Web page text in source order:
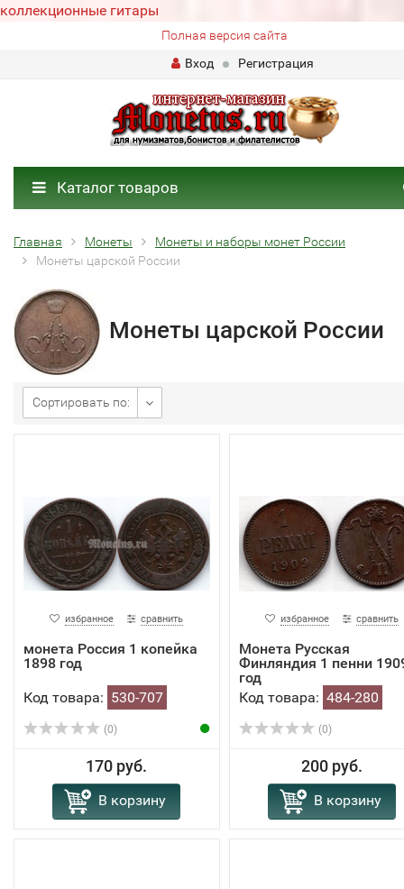
коллекционные гитары
Полная версия сайта
Вход
Регистрация
Каталог товаров
Главная Монеты
Монеты и наборы монет России
Монеты царской России
Монеты царской России
Сортировать по:
избранное сравнить
монета Россия 1 копейка
1898 год
Код товара: 530-707
(0)
170 руб.
В корзину
избранное сравнить
Монета Русская
Финляндия 1 пенни
год
Код товара: 484-280
(0)
200 руб.
В корзину